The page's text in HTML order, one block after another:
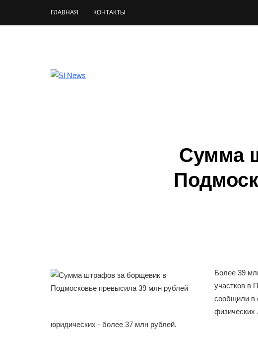
ГЛАВНАЯ КОНТАКТЫ
Сумма
Более 39
участков в
сообщили в
физических
юридических - более 37 млн рублей.